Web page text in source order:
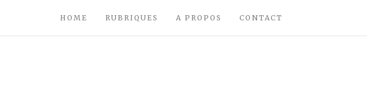
HOME RUBRIQUES A PROPOS CONTACT